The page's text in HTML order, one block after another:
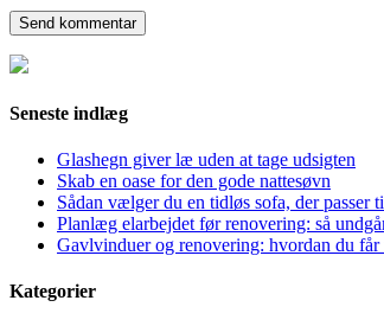
Seneste indlæg
Glashegn giver læ uden at tage udsigten
Skab en oase for den gode nattesøvn
Sådan vælger du en tidløs sofa, der passer
Planlæg elarbejdet før renovering: så
Gavlvinduer og renovering: hvordan du
Kategorier